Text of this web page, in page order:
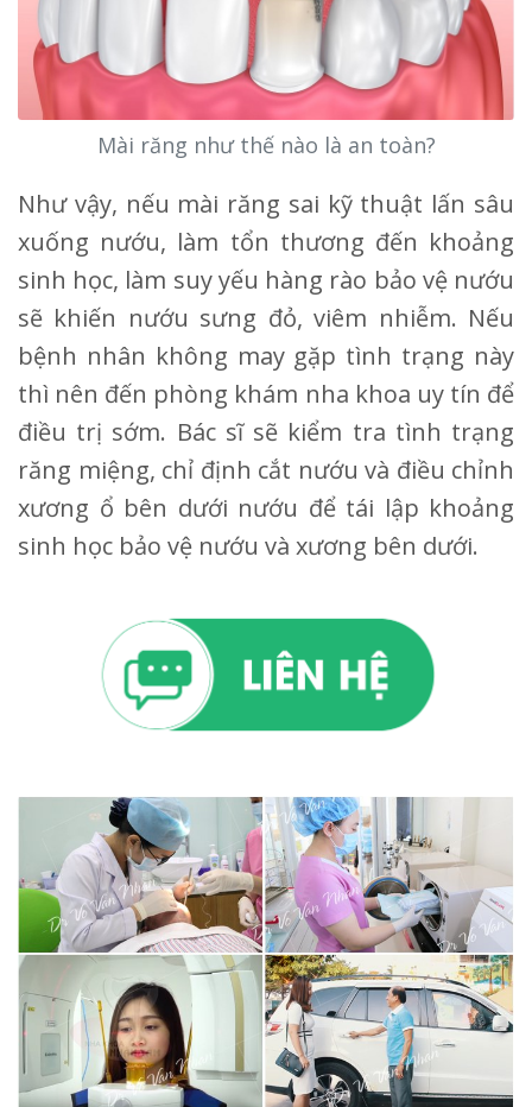
Mài răng như thế nào là an toàn?
Như vậy, nếu mài răng sai kỹ thuật lấn sâu
xuống nướu, làm tổn thương đến khoảng
sinh học, làm suy yếu hàng rào bảo vệ nướu
sẽ khiến nướu sưng đỏ, viêm nhiễm. Nếu
bệnh nhân không may gặp tình trạng này
thì nên đến phòng khám nha khoa uy tín để
điều trị sớm. Bác sĩ sẽ kiểm tra tình trạng
răng miệng, chỉ định cắt nướu và điều chỉnh
xương ổ bên dưới nướu để tái lập khoảng
sinh học bảo vệ nướu và xương bên dưới.